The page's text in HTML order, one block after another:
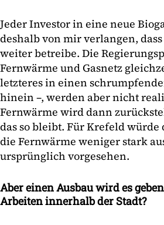
Jeder Investor in eine neue
deshalb von mir verlangen, dass
weiter betreibe. Die
Fernwärme und Gasnetz
letzteres in einen
hinein –, werden aber nicht
Fernwärme wird dann
das so bleibt. Für Krefeld würde
die Fernwärme weniger stark
ursprünglich vorgesehen.
Aber einen Ausbau wird es
Arbeiten innerhalb der Stadt?